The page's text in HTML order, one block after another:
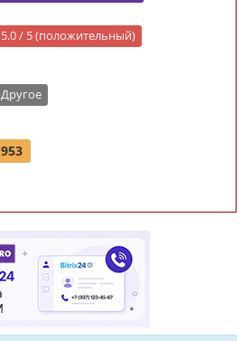
5.0 / 5 (положительный)
Другое
953